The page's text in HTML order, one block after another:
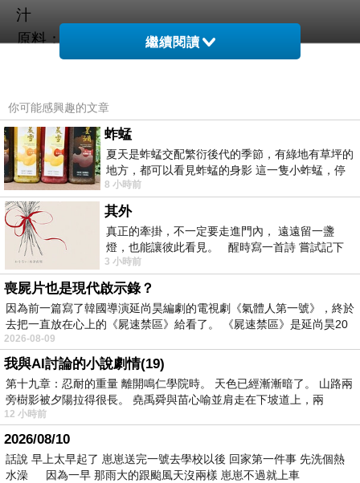
汁
原料：蘋果1個，葡萄100克
方法：將蘋果、葡萄分別用清水洗乾淨。 蘋果去
適量涼開水，榨取果汁。 上、下午各飲用1次。
功效：生津潤肺，預防感冒。 這兩種果汁含有大
量的天然糖、維生素、微量元素和有機酸，適合
體力衰竭時多喝，促進新陳代謝，對血管系統和
神經系統也有好處。
銀耳雪梨粥
俄羅斯慾望口香糖 Gersian Gulf Girl
催情巧克
力 性藥口香糖 春藥口香糖 Firefox 火狐春藥
粉 Lovegra 女用威而鋼 puama 愛巢粉 催情奶
茶 卡宴催情粉 ks gold 印度女神之戀
女性性
粉 女用偉哥
材料：銀耳20克、粳米150克、冰糖20克、梨2
個。
做法：梨洗净切塊，銀耳用溫水發透，除去硬
蒂、雜質，撕成瓣狀。 粳米洗净。 將粳米、銀
耳、雪梨同放鍋內，加水適量，用武火燒沸，再
繼續閱讀
你可能感興趣的文章
蚱蜢
夏天是蚱蜢交配繁衍後代的季節，有綠地有草坪的
地方，都可以看見蚱蜢的身影 這一隻小蚱蜢，停
在車頂上，怎麼樣小心驅趕，都無動
8 小時前
其外
真正的牽掛，不一定要走進門內， 遠遠留一盞
燈，也能讓彼此看見。 醒時寫一首詩 嘗試記下
寂寞 卻只能記下它的附屬物 原
3 小時前
喪屍片也是現代啟示錄？
因為前一篇寫了韓國導演延尚昊編劇的電視劇《氣體人第一號》，終於
去把一直放在心上的《屍速禁區》給看了。 《屍速禁區》是延尚昊20
2026-08-09
我與AI討論的小說劇情(19)
第十九章：忍耐的重量 離開鳴仁學院時。 天色已經漸漸暗了。 山路兩
旁樹影被夕陽拉得很長。 堯禹舜與苗心喻並肩走在下坡道上，兩
12 小時前
2026/08/10
話說 早上太早起了 崽崽送完一號去學校以後 回家第一件事 先洗個熱
水澡 因為一早 那雨大的跟颱風天沒兩樣 崽崽不過就上車